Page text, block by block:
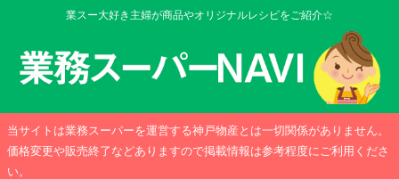
業スー大好き主婦が商品やオリジナルレシピをご紹介☆
当サイトは業務スーパーを運営する神戸物産とは一切関係がありません。
価格変更や販売終了などありますので掲載情報は参考程度にご利用くださ
い。